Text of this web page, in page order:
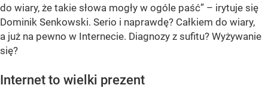
do wiary, że takie słowa mogły w ogóle paść” – irytuje się
Dominik Senkowski. Serio i naprawdę? Całkiem do wiary,
a już na pewno w Internecie. Diagnozy z sufitu? Wyżywanie
się?
Internet to wielki prezent